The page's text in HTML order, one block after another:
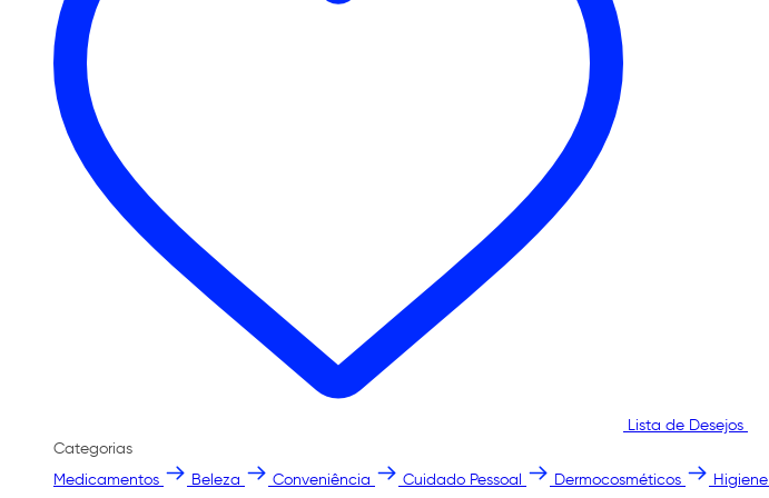
Lista de Desejos
Categorias
Medicamentos
Beleza Conveniência Cuidado Pessoal Dermocosméticos Higiene